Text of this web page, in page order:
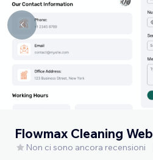
Flowmax Cleaning Web
Non ci sono ancora recensioni